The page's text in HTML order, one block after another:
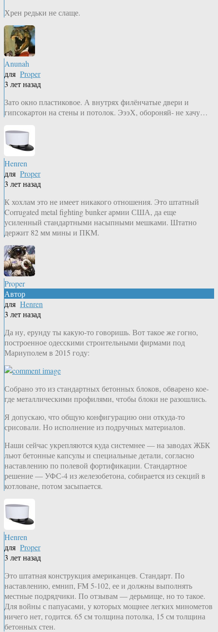
Хрен редьки не слаще.
Anunah
для Proper
3 лет назад
Зато окно пластиковое. А внутрях филёнчатые двери и
гипсокартон на стены и потолок. ЭээХ, обороняй- не хачу…
Henren
для Proper
3 лет назад
К хохлам это не имеет никакого отношения. Это штатный
Corrugated metal fighting bunker армии США, да еще
усиленный стандартными насыпными мешками. Штатно
держит 82 мм мины и ПКМ.
Proper
Автор
для Henren
3 лет назад
Да ну, ерунду ты какую-то говоришь. Вот такое же гогно,
построенное одесскими строительными фирмами под
Мариуполем в 2015 году:
Собрано это из стандартных бетонных блоков, обварено кое-
где металлическими профилями, чтобы блоки не разошлись.
Я допускаю, что общую конфигурацию они откуда-то
срисовали. Но исполнение из подручных материалов.
Наши сейчас укрепляются куда системнее — на заводах ЖБК
льют бетонные капсулы и специальные детали, согласно
наставлению по полевой фортификации. Стандартное
решение — УФС-4 из железобетона, собирается из секций в
котловане, потом засыпается.
Henren
для Proper
3 лет назад
Это штатная конструкция американцев. Стандарт. По
наставлению, емнип, FM 5-102, ее и должны выполнять
местные подрядчики. По отзывам — дерьмище, но то такое.
Для войны с папуасами, у которых мощнее легких минометов
ничего нет, годится. 65 см толщина потолка, 15 см толщина
бетонных стен.